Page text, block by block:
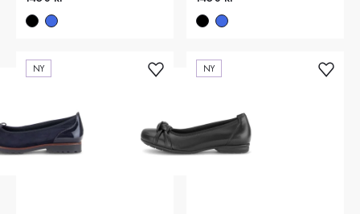
NY NY